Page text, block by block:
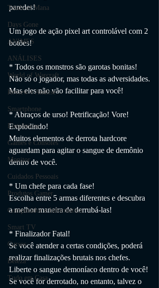
Trials of Mana
Days Gone
ANIMES
ANÁLISES
World of Warcraft
Review e Análise
Smartphone
Eletrônicos
Games e Consoles
Monitor
Cuidados Pessoais
Produtos Gamer
Computador e Informática
Smart TV
Cursos
Beleza
Tudo em Casa
paredes!
Um jogo de ação pixel art controlável com 2
botões!
* Todos os monstros são garotas bonitas!
Não só o jogador, mas todas as adversidades.
Mas eles não vão facilitar para você!
* Abraços de urso! Petrificação! Vore!
Explodindo!
Muitos elementos de derrota hardcore
aguardam para agitar o sangue de demônio
dentro de você.
* Um chefe para cada fase!
Escolha entre 5 armas diferentes e descubra
a melhor maneira de derrubá-las!
* Finalizador Fatal!
Se você atender a certas condições, poderá
realizar finalizações brutais nos chefes.
Liberte o sangue demoníaco dentro de você!
Se você for derrotado, no entanto, talvez o